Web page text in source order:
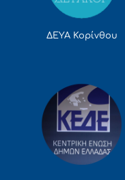
ΔΕΥΑ Κορίνθου